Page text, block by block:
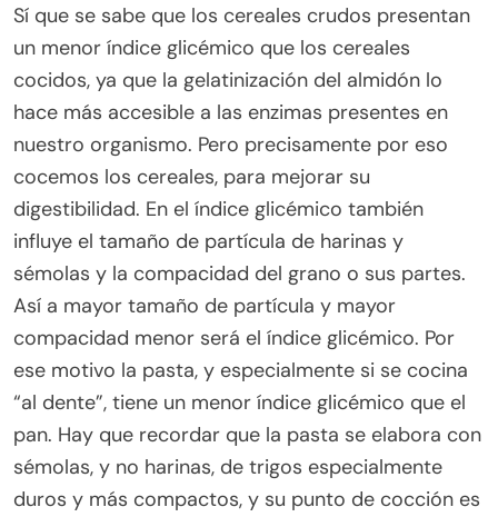
Sí que se sabe que los cereales crudos presentan
un menor índice glicémico que los cereales
cocidos, ya que la gelatinización del almidón lo
hace más accesible a las enzimas presentes en
nuestro organismo. Pero precisamente por eso
cocemos los cereales, para mejorar su
digestibilidad. En el índice glicémico también
influye el tamaño de partícula de harinas y
sémolas y la compacidad del grano o sus partes.
Así a mayor tamaño de partícula y mayor
compacidad menor será el índice glicémico. Por
ese motivo la pasta, y especialmente si se cocina
“al dente”, tiene un menor índice glicémico que el
pan. Hay que recordar que la pasta se elabora con
sémolas, y no harinas, de trigos especialmente
duros y más compactos, y su punto de cocción es